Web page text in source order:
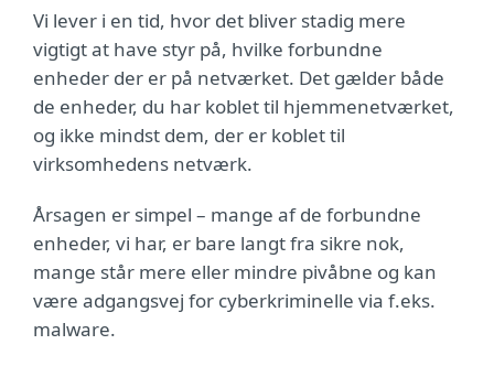
Vi lever i en tid, hvor det bliver stadig mere
vigtigt at have styr på, hvilke forbundne
enheder der er på netværket. Det gælder både
de enheder, du har koblet til hjemmenetværket,
og ikke mindst dem, der er koblet til
virksomhedens netværk.
Årsagen er simpel – mange af de forbundne
enheder, vi har, er bare langt fra sikre nok,
mange står mere eller mindre pivåbne og kan
være adgangsvej for cyberkriminelle via f.eks.
malware.